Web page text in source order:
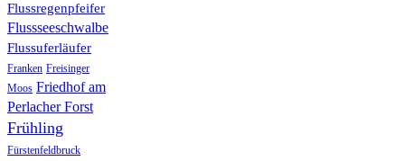
Flussregenpfeifer
Flussseeschwalbe
Flussuferläufer
Franken Freisinger
Moos Friedhof am
Perlacher Forst
Frühling
Fürstenfeldbruck